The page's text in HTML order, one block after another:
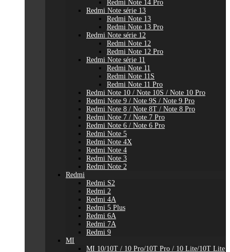
Redmi Note 14 Pro
Redmi Note série 13
Redmi Note 13
Redmi Note 13 Pro
Redmi Note série 12
Redmi Note 12
Redmi Note 12 Pro
Redmi Note série 11
Redmi Note 11
Redmi Note 11S
Redmi Note 11 Pro
Redmi Note 10 / Note 10S / Note 10 Pro
Redmi Note 9 / Note 9S / Note 9 Pro
Redmi Note 8 / Note 8T / Note 8 Pro
Redmi Note 7 / Note 7 Pro
Redmi Note 6 / Note 6 Pro
Redmi Note 5
Redmi Note 4X
Redmi Note 4
Redmi Note 3
Redmi Note 2
Redmi
Redmi S2
Redmi 2
Redmi 4A
Redmi 5 Plus
Redmi 6A
Redmi 7A
Redmi 9
MI
MI 10/10T / 10 Pro/10T Pro / 10 Lite/10T Lite